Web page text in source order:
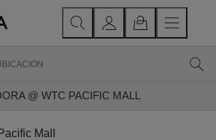
@ WTC PACIFIC MALL
Mall